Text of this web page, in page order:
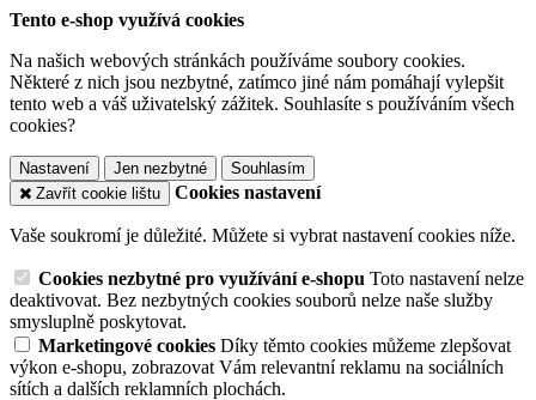
Tento e-shop využívá cookies
Na našich webových stránkách používáme soubory cookies.
Některé z nich jsou nezbytné, zatímco jiné nám pomáhají vylepšit
tento web a váš uživatelský zážitek. Souhlasíte s používáním všech
cookies?
Nastavení Jen nezbytné
Souhlasím
Zavřít cookie lištu
Cookies nastavení
Vaše soukromí je důležité. Můžete si vybrat nastavení cookies níže.
Cookies nezbytné pro využívání e-shopu Toto nastavení nelze
deaktivovat. Bez nezbytných cookies souborů nelze naše služby
smysluplně poskytovat.
Marketingové cookies Díky těmto cookies můžeme zlepšovat
výkon e-shopu, zobrazovat Vám relevantní reklamu na sociálních
sítích a dalších reklamních plochách.